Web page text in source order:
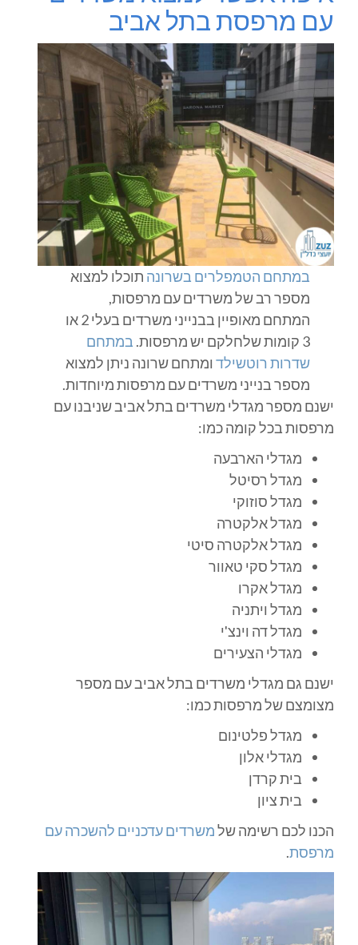
עם מרפסת בתל אביב
במתחם הטמפלרים בשרונה תוכלו למצוא
מספר רב של משרדים עם מרפסות,
המתחם מאופיין בבנייני משרדים בעלי 2 או
3 קומות שלחלקם יש מרפסות.
במתחם
שדרות רוטשילדומתחם שרונה ניתן למצוא
מספר בנייני משרדים עם מרפסות מיוחדות.
ישנם מספר מגדלי משרדים בתל אביב שניבנו עם
מרפסות בכל קומה כמו:
מגדלי הארבעה
מגדל רסיטל
מגדל סוזוקי
מגדל אלקטרה
מגדל אלקטרה סיטי
מגדל סקי טאוור
מגדל אקרו
מגדל ויתניה
מגדל דה וינצ'י
מגדלי הצעירים
ישנם גם מגדלי משרדים בתל אביב עם מספר
מצומצם של מרפסות כמו:
מגדל פלטינום
מגדלי אלון
בית קרדן
בית ציון
הכנו לכם רשימה שלמשרדים עדכניים להשכרה עם
מרפסת.